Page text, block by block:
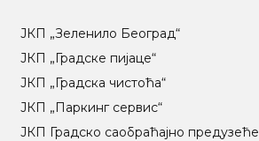
ЈКП „Зеленило Београд“
ЈКП „Градске пијаце“
ЈКП „Градска чистоћа“
ЈКП „Паркинг сервис“
ЈКП Градско саобраћајно